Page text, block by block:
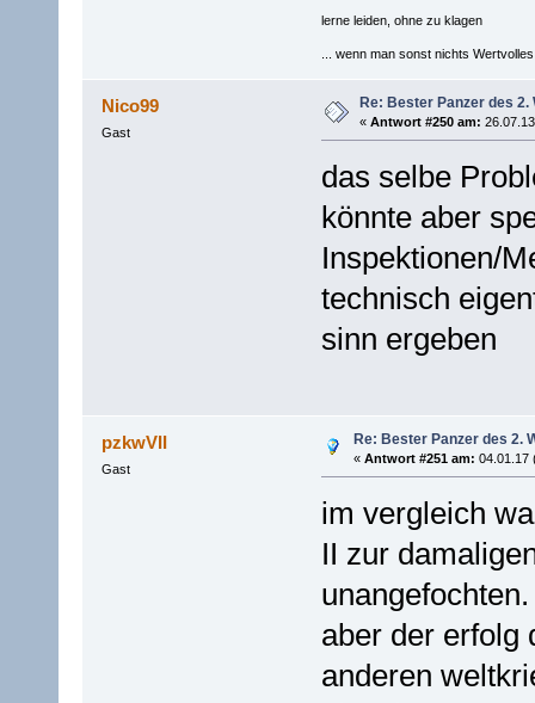
lerne leiden, ohne zu klagen
... wenn man sonst nichts
Nico99
Gast
Re: Bester Panzer des 2.
« Antwort #250 am:
das selbe
könnte aber
Inspektionen/
technisch
sinn ergeben
pzkwVII
Gast
Re: Bester Panzer des 2.
« Antwort #251 am: 04.01.17
im vergleich
II zur
aber der erfolg
anderen